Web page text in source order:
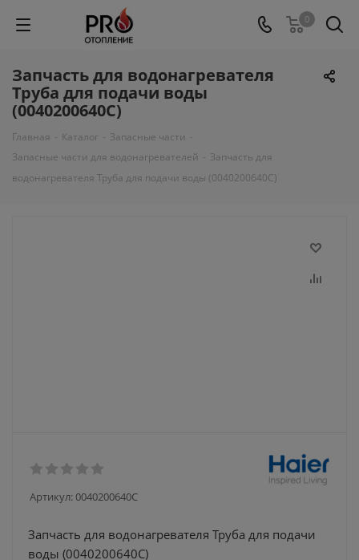
0
Запчасть для водонагревателя
Труба для подачи воды
(0040200640C)
Главная - Каталог - Запасные части -
Запасные части для водонагревателей - Запчасть для
водонагревателя Труба для подачи воды (0040200640C)
Артикул:0040200640C
Запчасть для водонагревателя Труба для подачи
воды (0040200640C)